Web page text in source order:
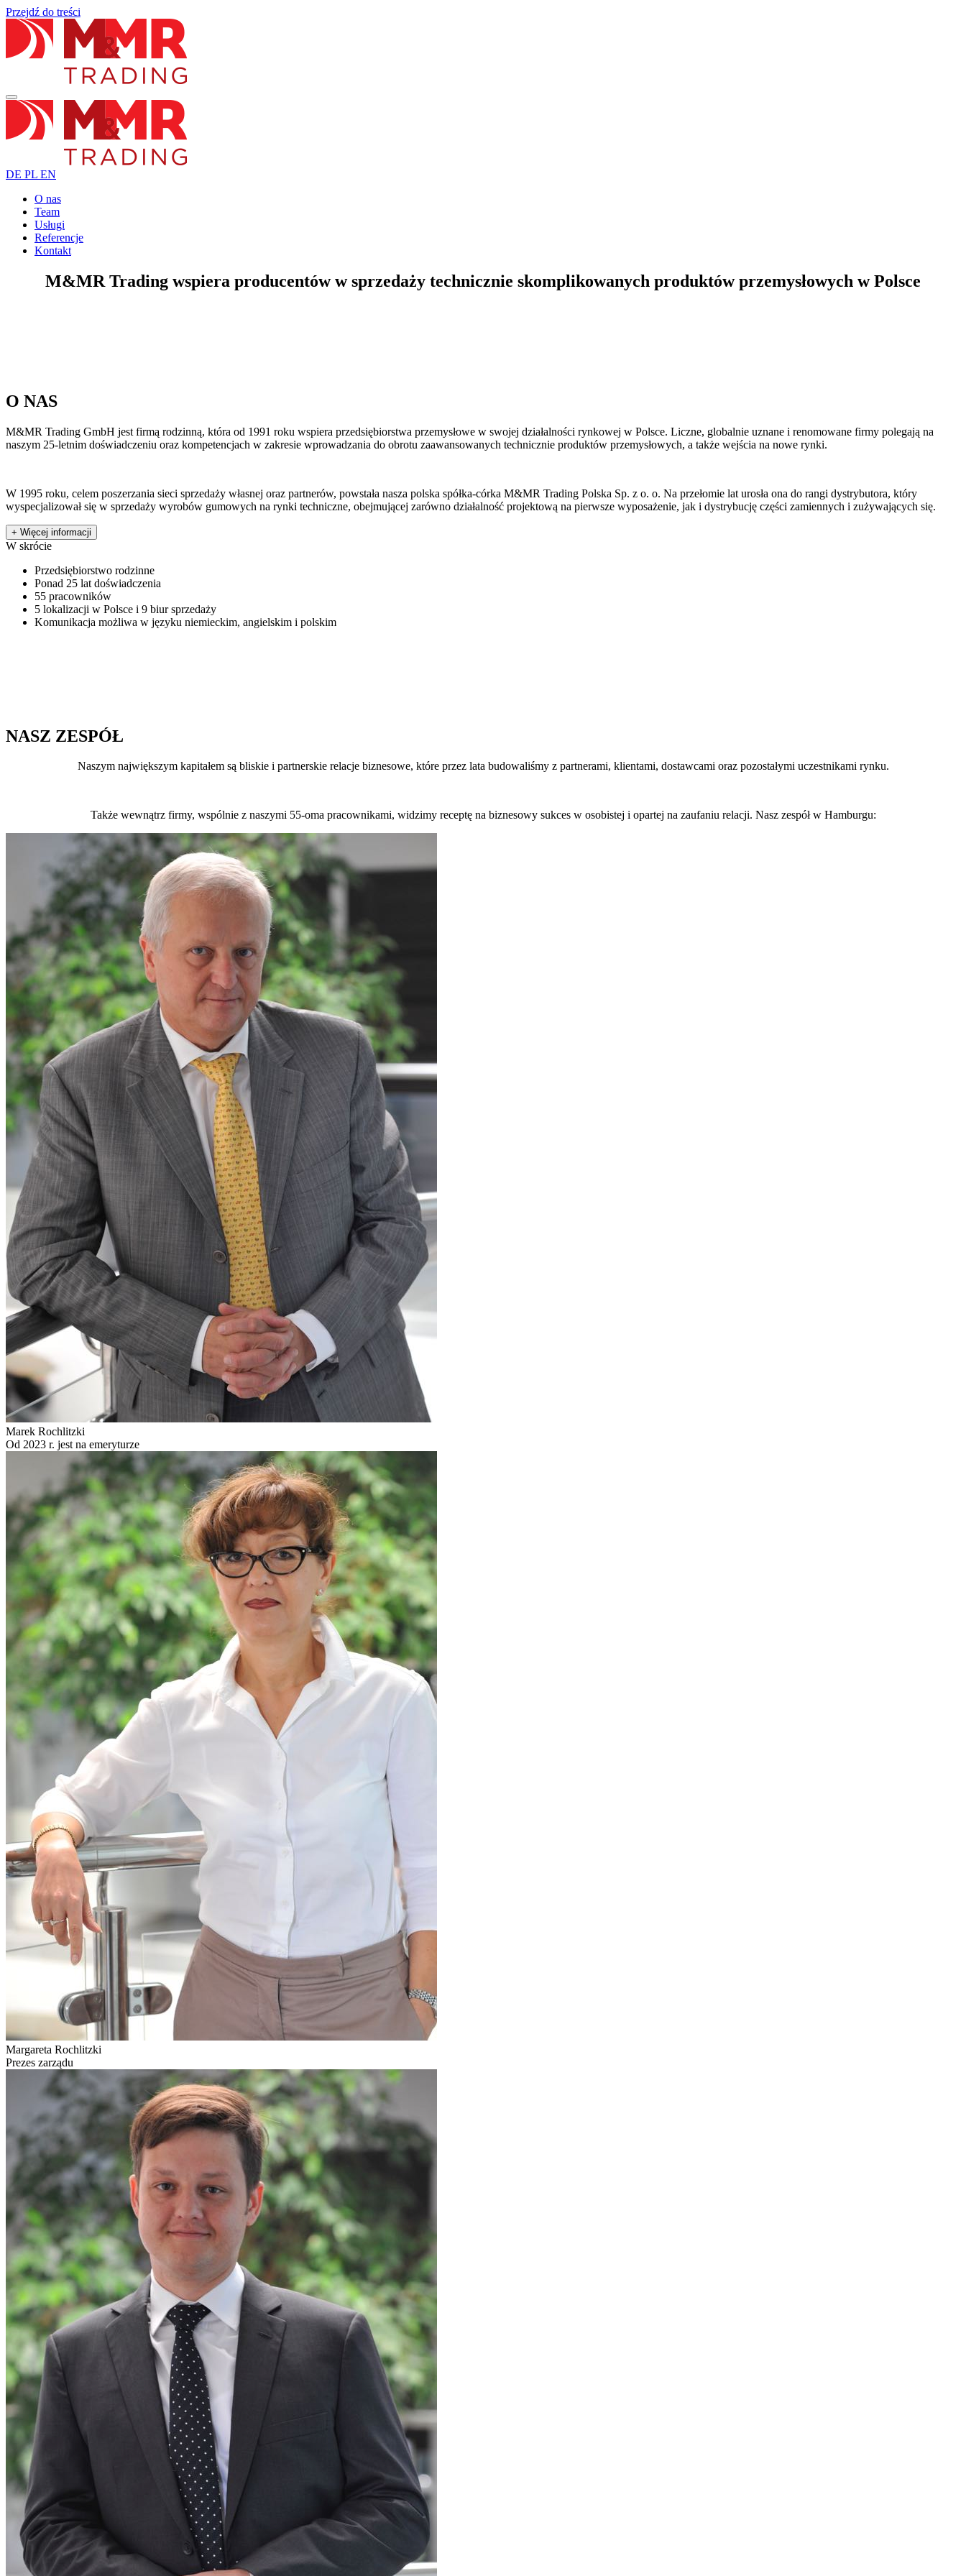
Przejdź do treści
DE PL EN
O nas
Team
Usługi
Referencje
Kontakt
M&MR Trading wspiera producentów w sprzedaży technicznie skomplikowanych produktów przemysłowych w Polsce
O NAS
M&MR Trading GmbH jest firmą rodzinną, która od 1991 roku wspiera przedsiębiorstwa przemysłowe w swojej działalności rynkowej w Polsce. Liczne, globalnie uznane i renomowane firmy polegają na
naszym 25-letnim doświadczeniu oraz kompetencjach w zakresie wprowadzania do obrotu zaawansowanych technicznie produktów przemysłowych, a także wejścia na nowe rynki.
W 1995 roku, celem poszerzania sieci sprzedaży własnej oraz partnerów, powstała nasza polska spółka-córka M&MR Trading Polska Sp. z o. o. Na przełomie lat urosła ona do rangi dystrybutora, który
wyspecjalizował się w sprzedaży wyrobów gumowych na rynki techniczne, obejmującej zarówno działalność projektową na pierwsze wyposażenie, jak i dystrybucję części zamiennych i zużywających się.
+ Więcej informacji
W skrócie
Przedsiębiorstwo rodzinne
Ponad 25 lat doświadczenia
55 pracowników
5 lokalizacji w Polsce i 9 biur sprzedaży
Komunikacja możliwa w języku niemieckim, angielskim i polskim
NASZ ZESPÓŁ
Naszym największym kapitałem są bliskie i partnerskie relacje biznesowe, które przez lata budowaliśmy z partnerami, klientami, dostawcami oraz pozostałymi uczestnikami rynku.
Także wewnątrz firmy, wspólnie z naszymi 55-oma pracownikami, widzimy receptę na biznesowy sukces w osobistej i opartej na zaufaniu relacji. Nasz zespół w Hamburgu:
Marek Rochlitzki
Od 2023 r. jest na emeryturze
Margareta Rochlitzki
Prezes zarządu